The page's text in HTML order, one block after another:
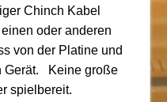
Chinch Kabel
oder anderen
von der Platine und
Gerät. Keine große
spielbereit.